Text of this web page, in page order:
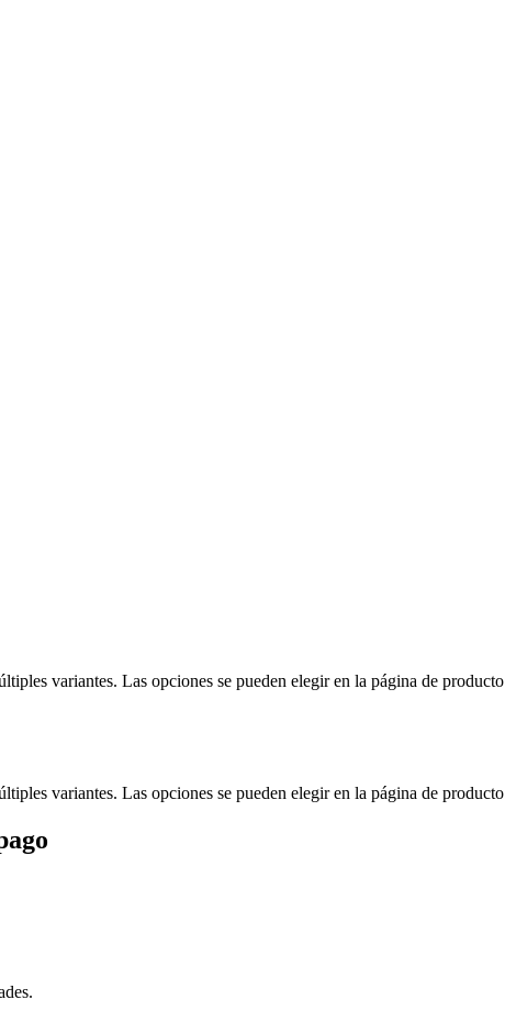
variantes. Las opciones se pueden elegir en la página de producto
variantes. Las opciones se pueden elegir en la página de producto